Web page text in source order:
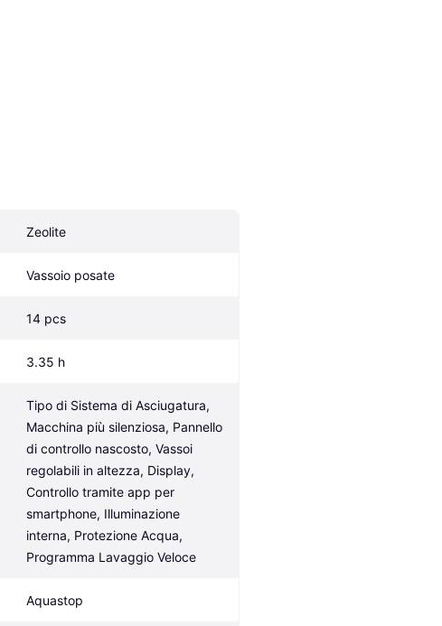
Zeolite
Vassoio posate
14 pcs
3.35 h
Tipo di Sistema di Asciugatura,
Macchina più silenziosa, Pannello
di controllo nascosto, Vassoi
regolabili in altezza, Display,
Controllo tramite app per
smartphone, Illuminazione
interna, Protezione Acqua,
Programma Lavaggio Veloce
Aquastop